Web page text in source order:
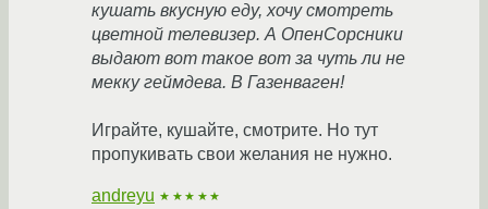
кушать вкусную еду, хочу смотреть
цветной телевизер. А ОпенСорсники
выдают вот такое вот за чуть ли не
мекку геймдева. В Газенваген!
Играйте, кушайте, смотрите. Но тут
пропукивать свои желания не нужно.
andreyu ★★★★★